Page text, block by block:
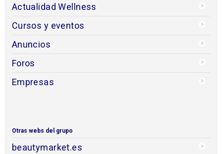
Actualidad Wellness
Cursos y eventos
Anuncios
Foros
Empresas
Otras webs del grupo
beautymarket.es